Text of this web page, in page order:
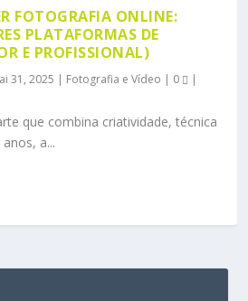
FOTOGRAFIA ONLINE:
PLATAFORMAS DE
E PROFISSIONAL)
31, 2025 | Fotografia e Vídeo | 0 |
que combina criatividade, técnica
a...